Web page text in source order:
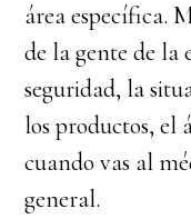
área específica.
de la gente de la
seguridad, la
los productos, el
cuando vas al
general.